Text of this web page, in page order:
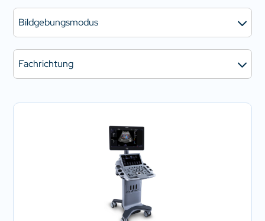
Bildgebungsmodus
Fachrichtung